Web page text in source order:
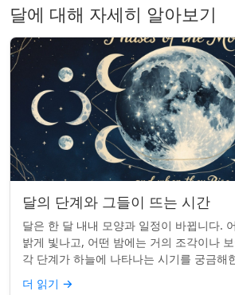
달에 대해 자세히 알아보기
달의 단계와 그들이 뜨는 시간
달은 한 달 내내 모양과 일정이 바뀝니다.
밝게 빛나고, 어떤 밤에는 거의 조각이나
각 단계가 하늘에 나타나는 시기를 궁금해
가 아닙니다. 사실 그 타...
더 읽기 →